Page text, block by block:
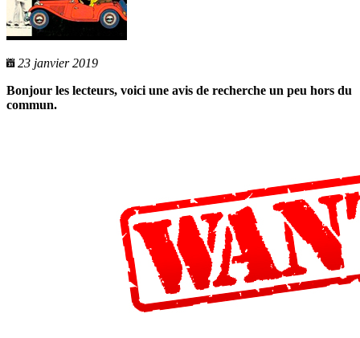
23 janvier 2019
Bonjour les lecteurs, voici une avis de recherche un peu hors du
commun.